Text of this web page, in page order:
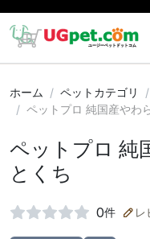
ホーム ペットカテゴリ
ペットプロ 純国産やわ
ペットプロ 純
とくち
0件 レ